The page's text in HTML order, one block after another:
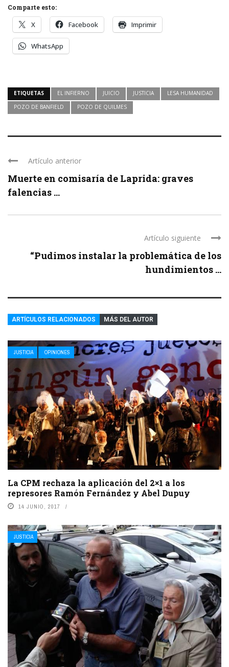
Comparte esto:
X Facebook Imprimir
WhatsApp
ETIQUETAS EL INFIERNO JUICIO JUSTICIA
LESA HUMANIDAD
POZO DE BANFIELD
POZO DE QUILMES
Artículo anterior
Muerte en comisaría de Laprida: graves
falencias ...
Artículo siguiente
“Pudimos instalar la problemática de los
hundimientos ...
ARTÍCULOS RELACIONADOS MÁS DEL AUTOR
JUSTICIA OPINIONES
La CPM rechaza la aplicación del 2×1 a los
represores Ramón Fernández y Abel Dupuy
14 JUNIO, 2017
JUSTICIA